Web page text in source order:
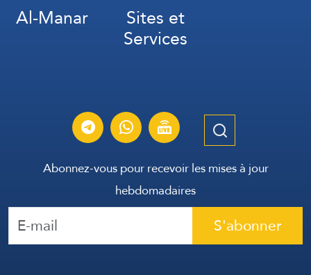
Al-Manar Sites et
Services
Abonnez-vous pour recevoir les mises à jour
hebdomadaires
S'abonner